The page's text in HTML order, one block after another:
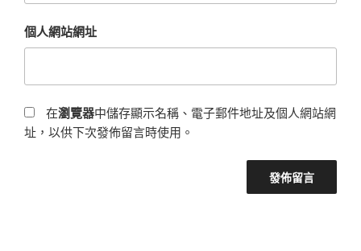
個人網站網址
在瀏覽器中儲存顯示名稱、電子郵件地址及個人網站網
址，以供下次發佈留言時使用。